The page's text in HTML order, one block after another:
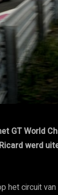
GT World
werd
het circuit